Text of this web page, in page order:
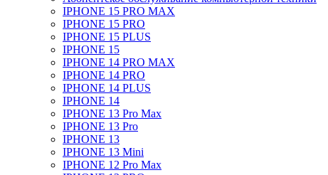
IPHONE 15 PRO MAX
IPHONE 15 PRO
IPHONE 15 PLUS
IPHONE 15
IPHONE 14 PRO MAX
IPHONE 14 PRO
IPHONE 14 PLUS
IPHONE 14
IPHONE 13 Pro Max
IPHONE 13 Pro
IPHONE 13
IPHONE 13 Mini
IPHONE 12 Pro Max